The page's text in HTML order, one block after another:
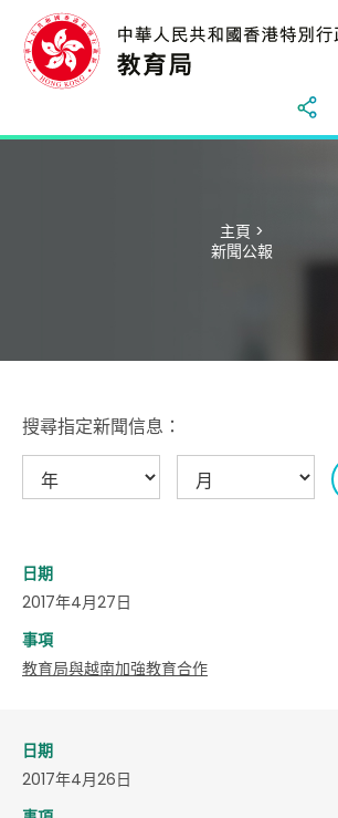
主頁 >
新聞公報
搜尋指定新聞信息：
日期
2017年4月27日
事項
教育局與越南加強教育合作
日期
2017年4月26日